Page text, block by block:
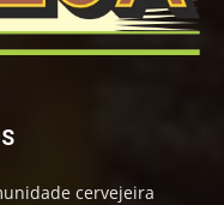
cervejeira